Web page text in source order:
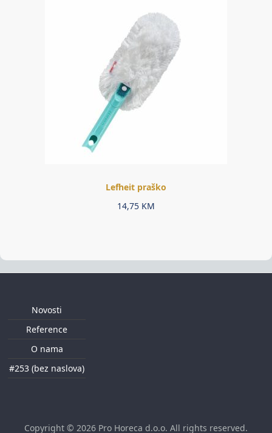
Lefheit praško
14,75 KM
Novosti
Reference
O nama
#253 (bez naslova)
Copyright © 2026 Pro Horeca d.o.o. All rights reserved.